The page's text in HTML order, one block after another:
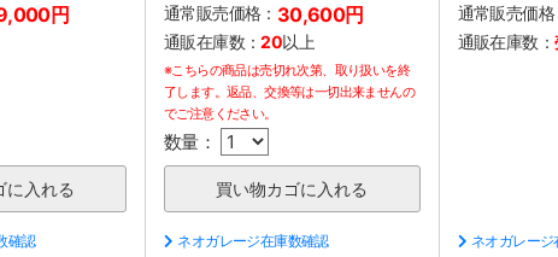
円
確認
通常販売価格： 30,600円
通販在庫数：20以上
※こちらの商品は売切れ次第、取り扱いを終
了します。返品、交換等は一切出来ませんの
でご注意ください。
数量：
ネオガレージ在庫数確認
通常販売価格
通販在庫数：
ネオガレー